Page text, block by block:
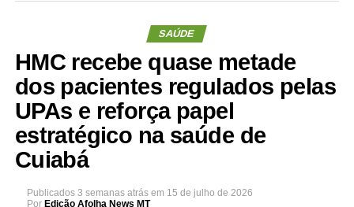
SAÚDE
HMC recebe quase metade
dos pacientes regulados pelas
UPAs e reforça papel
estratégico na saúde de
Cuiabá
Publicados 3 semanas atrás em 15 de julho de 2026
Por Edição Afolha News MT